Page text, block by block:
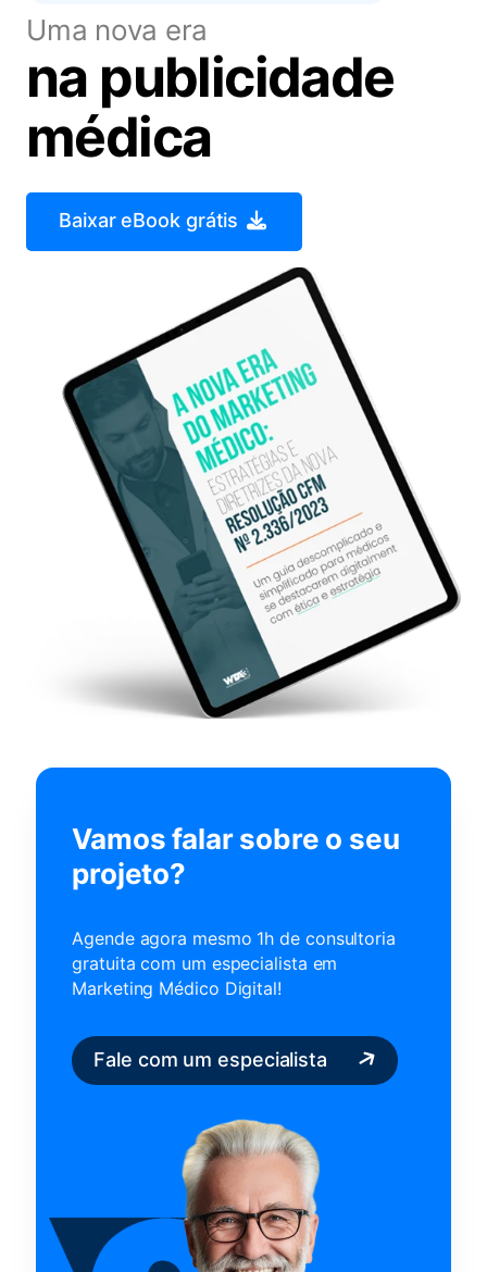
Uma nova era
na publicidade
médica
Baixar eBook grátis
Vamos falar sobre o seu
projeto?
Agende agora mesmo 1h de consultoria
gratuita com um especialista em
Marketing Médico Digital!
Fale com um especialista